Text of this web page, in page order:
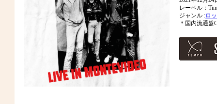
レーベル：
ジャンル :ロ
＊国内流通盤